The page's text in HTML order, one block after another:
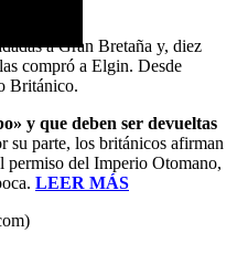
a Gran Bretaña y, diez
compró a Elgin. Desde
Británico.
y que deben ser devueltas
su parte, los británicos afirman
permiso del Imperio Otomano,
LEER MÁS